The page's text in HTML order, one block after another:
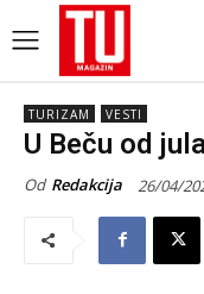
TURIZAM VESTI
U Beču od
Od Redakcija 26/04/